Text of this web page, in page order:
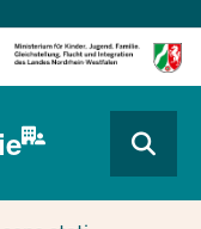
COMUNI